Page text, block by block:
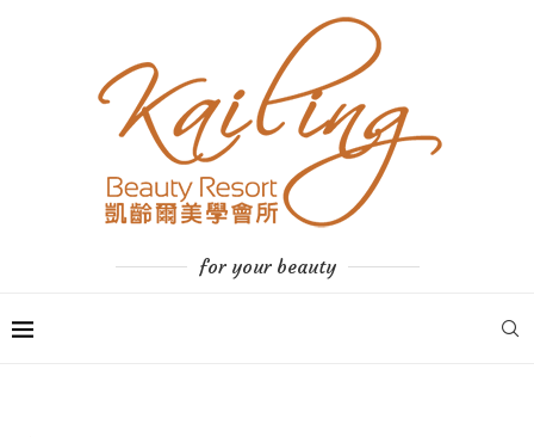
for your beauty